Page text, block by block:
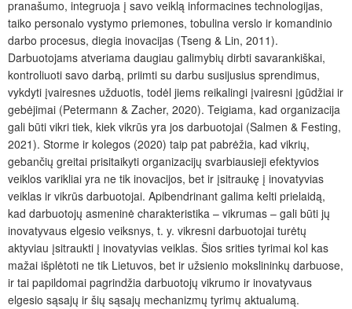
pranašumo, integruoja į savo veiklą informacines technologijas,
taiko personalo vystymo priemones, tobulina verslo ir komandinio
darbo procesus, diegia inovacijas (Tseng & Lin, 2011).
Darbuotojams atveriama daugiau galimybių dirbti savarankiškai,
kontroliuoti savo darbą, priimti su darbu susijusius sprendimus,
vykdyti įvairesnes užduotis, todėl jiems reikalingi įvairesni įgūdžiai ir
gebėjimai (Petermann & Zacher, 2020). Teigiama, kad organizacija
gali būti vikri tiek, kiek vikrūs yra jos darbuotojai (Salmen & Festing,
2021). Storme ir kolegos (2020) taip pat pabrėžia, kad vikrių,
gebančių greitai prisitaikyti organizacijų svarbiausieji efektyvios
veiklos varikliai yra ne tik inovacijos, bet ir įsitraukę į inovatyvias
veiklas ir vikrūs darbuotojai. Apibendrinant galima kelti prielaidą,
kad darbuotojų asmeninė charakteristika – vikrumas – gali būti jų
inovatyvaus elgesio veiksnys, t. y. vikresni darbuotojai turėtų
aktyviau įsitraukti į inovatyvias veiklas. Šios srities tyrimai kol kas
mažai išplėtoti ne tik Lietuvos, bet ir užsienio mokslininkų darbuose,
ir tai papildomai pagrindžia darbuotojų vikrumo ir inovatyvaus
elgesio sąsajų ir šių sąsajų mechanizmų tyrimų aktualumą.